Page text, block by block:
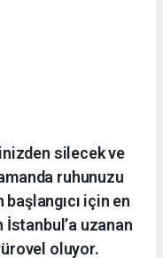
silecek ve
ruhunuzu
için en
uzanan
oluyor.